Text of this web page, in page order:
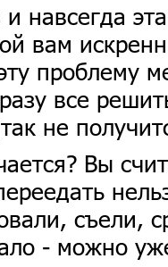
и навсегда
вам
проблему
все
не
Вы
съели,
- можно